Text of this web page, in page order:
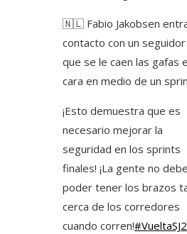
🇳🇱 Fabio Jakobsen
contacto con un seguidor
que se le caen las gafas
cara en medio de un
¡Esto demuestra que es
necesario mejorar la
seguridad en los sprints
finales! ¡La gente no
poder tener los brazos
cerca de los corredores
cuando corren!